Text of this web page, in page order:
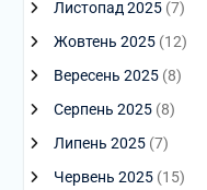
Листопад 2025(7)
Жовтень 2025(12)
Вересень 2025(8)
Серпень 2025(8)
Липень 2025(7)
Червень 2025(15)